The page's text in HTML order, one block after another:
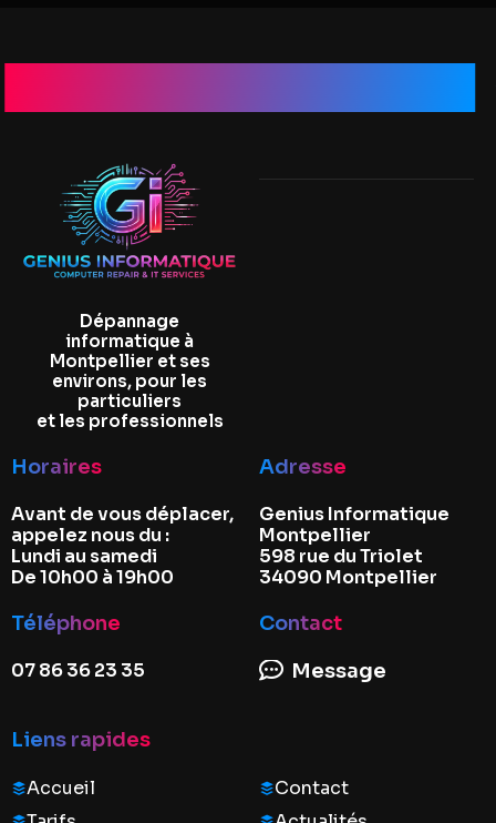
Dépannage
informatique à
Montpellier et ses
environs, pour les
particuliers
et les professionnels
Horaires Adresse
Avant de vous déplacer,
appelez nous du :
Lundi au samedi
De 10h00 à 19h00
Genius Informatique
Montpellier
598 rue du Triolet
34090 Montpellier
Téléphone Contact
07 86 36 23 35 Message
Liens rapides
Accueil
Contact